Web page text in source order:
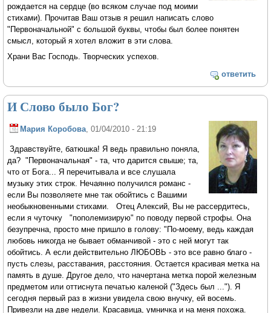
рождается на сердце (во всяком случае под моими
стихами). Прочитав Ваш отзыв я решил написать слово
"Первоначальной" с большой буквы, чтобы был более понятен
смысл, который я хотел вложит в эти слова.
Храни Вас Господь. Творческих успехов.
ответить
И Слово было Бог?
Мария Коробова, 01/04/2010 - 21:19
Здравствуйте, батюшка! Я ведь правильно поняла,
да? "Первоначальная" - та, что дарится свыше; та,
что от Бога... Я перечитывала и все слушала
музыку этих строк. Нечаянно получился романс -
если Вы позволяете мне так обойтись с Вашими
необыкновенными стихами. Отец Алексий, Вы не рассердитесь,
если я чуточку "пополемизирую" по поводу первой строфы. Она
безупречна, просто мне пришло в голову: "По-моему, ведь каждая
любовь никогда не бывает обманчивой - это с ней могут так
обойтись. А если действительно ЛЮБОВЬ - это все равно благо -
пусть слезы, расставания, расстояния. Остается красивая метка на
память в душе. Другое дело, что начертана метка порой железным
предметом или оттиснута печатью каленой ("Здесь был ..."). Я
сегодня первый раз в жизни увидела свою внучку, ей восемь.
Привезли на две недели. Красавица, умничка и на меня похожа.